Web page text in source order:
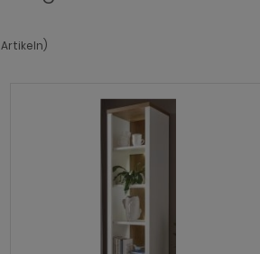
Artikeln)